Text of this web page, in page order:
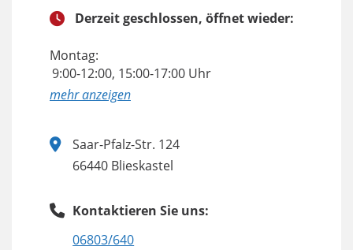
Derzeit geschlossen, öffnet wieder:
Montag:
9:00-12:00, 15:00-17:00 Uhr
anzeigen
Saar-Pfalz-Str. 124
66440 Blieskastel
Kontaktieren Sie uns:
06803/640